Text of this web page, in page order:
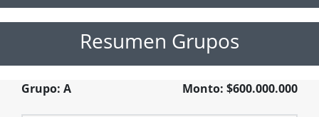
Resumen Grupos
Grupo: A Monto: $600.000.000